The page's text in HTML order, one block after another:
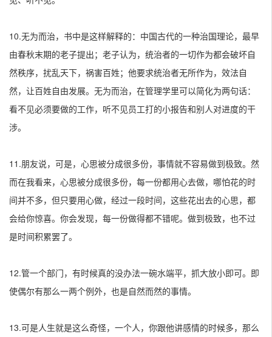
10.无为而治，书中是这样解释的：中国古代的一种治国理论，最早
由春秋末期的老子提出；老子认为，统治者的一切作为都会破坏自
然秩序，扰乱天下，祸害百姓；他要求统治者无所作为，效法自
然，让百姓自由发展。无为而治，在管理学里可以简化为两句话：
看不见必须要做的工作，听不见员工打的小报告和别人对进度的干
涉。
11.朋友说，可是，心思被分成很多份，事情就不容易做到极致。然
而在我看来，心思被分成很多份，每一份都用心去做，哪怕花的时
间并不多，但只要用心做，经过一段时间，这些花出去的心思，都
会给你惊喜。你会发现，每一份做得都不错呢。做到极致，也不过
是时间积累罢了。
12.管一个部门，有时候真的没办法一碗水端平，抓大放小即可。即
使偶尔有那么一两个例外，也是自然而然的事情。
13.可是人生就是这么奇怪，一个人，你跟他讲感情的时候多，那么